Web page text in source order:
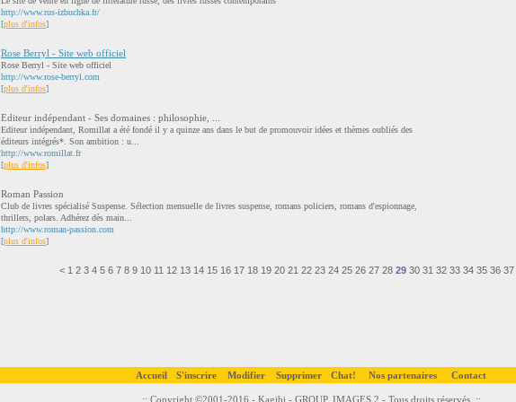
http://www.rus-izbuchka.fr/
[plus d'infos]
Rose Berryl - Site web officiel
Rose Berryl - Site web officiel
http://www.rose-berryl.com
[plus d'infos]
Editeur indépendant - Ses domaines : philosophie, ...
Editeur indépendant, Romillat a été fondé il y a quinze ans dans le but de promouvoir idées et thèmes oubliés des
éditeurs intégrés*. Son ambition : u...
http://www.romillat.fr
[plus d'infos]
Roman Passion
Club de livres spécialisé Suspense. Sélection mensuelle de livres suspense, romans policiers, romans d'espionnage,
thrillers, polars. Adhérez dès main...
http://www.roman-passion.com
[plus d'infos]
< 1 2 3 4 5 6 7 8 9 10 11 12 13 14 15 16 17 18 19 20 21 22 23 24 25 26 27 28 29 30 31 32 33 34 35 36 37
Accueil S'inscrire Modifier Supprimer Chat! Nos partenaires Contact
..:: Copyright ©2001-2016 - Kagibi - GROUP. IMAGES 2 - Tous droits réservés. ::..